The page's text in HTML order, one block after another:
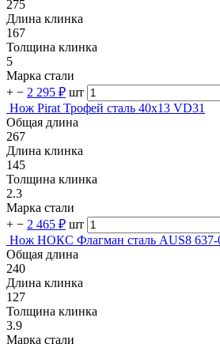
275
Длина клинка
167
Толщина клинка
5
Марка стали
+ − 2 295 ₽ шт
Нож Pirat Трофей сталь 40х13 VD31
Общая длина
267
Длина клинка
145
Толщина клинка
2.3
Марка стали
+ − 2 465 ₽ шт
Нож НОКС Флагман сталь AUS8 637-
Общая длина
240
Длина клинка
127
Толщина клинка
3.9
Марка стали